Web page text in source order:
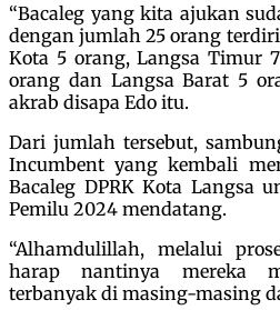
“Bacaleg yang kita ajukan
dengan jumlah 25 orang
Kota 5 orang, Langsa Timur
orang dan Langsa Barat 5
akrab disapa Edo itu.
Dari jumlah tersebut,
Incumbent yang kembali
Bacaleg DPRK Kota Langsa
Pemilu 2024 mendatang.
“Alhamdulillah, melalui
harap nantinya mereka
terbanyak di masing-masing